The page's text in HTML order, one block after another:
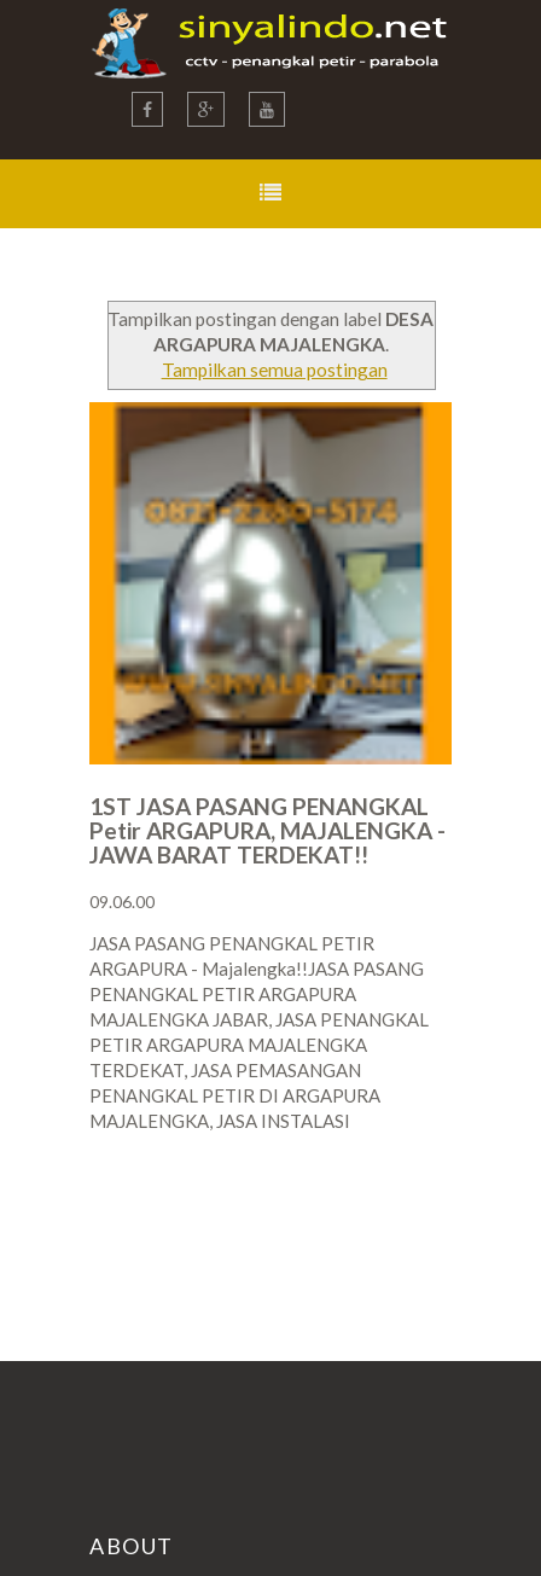
Tampilkan postingan dengan label DESA
ARGAPURA MAJALENGKA.
Tampilkan semua postingan
1ST JASA PASANG PENANGKAL
Petir ARGAPURA, MAJALENGKA -
JAWA BARAT TERDEKAT!!
09.06.00
JASA PASANG PENANGKAL PETIR
ARGAPURA - Majalengka!!JASA PASANG
PENANGKAL PETIR ARGAPURA
MAJALENGKA JABAR, JASA PENANGKAL
PETIR ARGAPURA MAJALENGKA
TERDEKAT, JASA PEMASANGAN
PENANGKAL PETIR DI ARGAPURA
MAJALENGKA, JASA INSTALASI
ABOUT